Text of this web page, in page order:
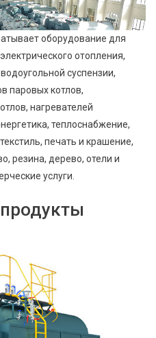
оборудование для
отопления,
суспензии,
паровых котлов,
нагревателей
теплоснабжение,
печать и крашение,
резина, дерево, отели и
услуги.